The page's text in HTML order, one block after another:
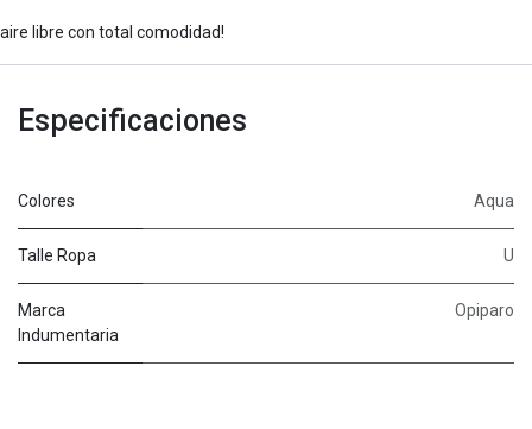
aire libre con total comodidad!
Especificaciones
Colores Aqua
Talle Ropa U
Marca
Indumentaria
Opiparo